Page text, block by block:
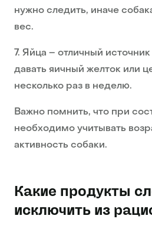
нужно следить, иначе
вес.
7. Яйца – отличный
давать яичный желток или
несколько раз в неделю.
Важно помнить, что при
необходимо учитывать
активность собаки.
Какие продукты
исключить из